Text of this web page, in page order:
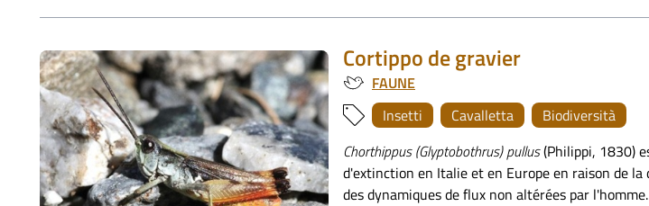
Cortippo de gravier
FAUNE
Insetti
Cavalletta
Biodiversità
Chorthippus (Glyptobothrus) pullus(Philippi, 1830)
d'extinction en Italie et en Europe en raison de
des dynamiques de flux non altérées par l'homme.